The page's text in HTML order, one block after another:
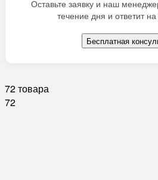
Оставьте заявку и наш
течение дня и ответит
Бесплатная
72 товара
72